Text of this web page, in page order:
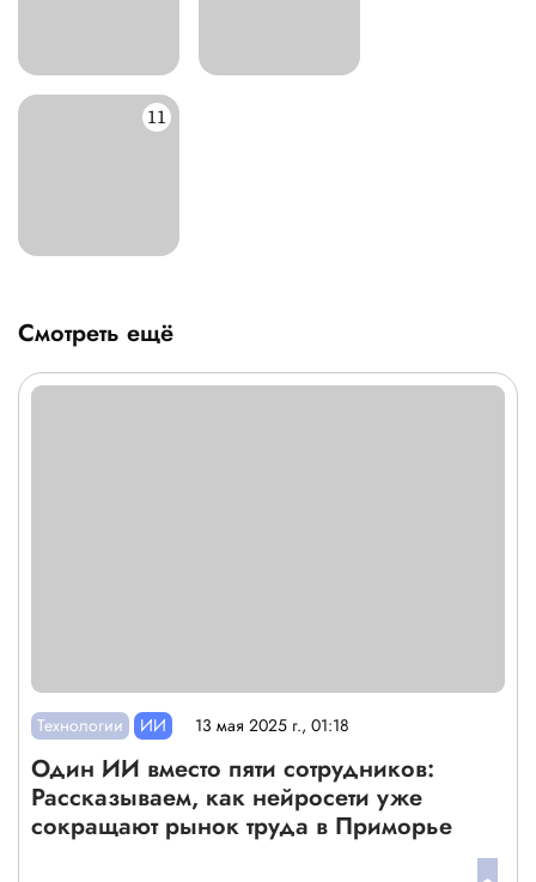
Смотреть ещё
Технологии ИИ 13 мая 2025 г., 01:18
Один ИИ вместо пяти сотрудников:
Рассказываем, как нейросети уже
сокращают рынок труда в Приморье